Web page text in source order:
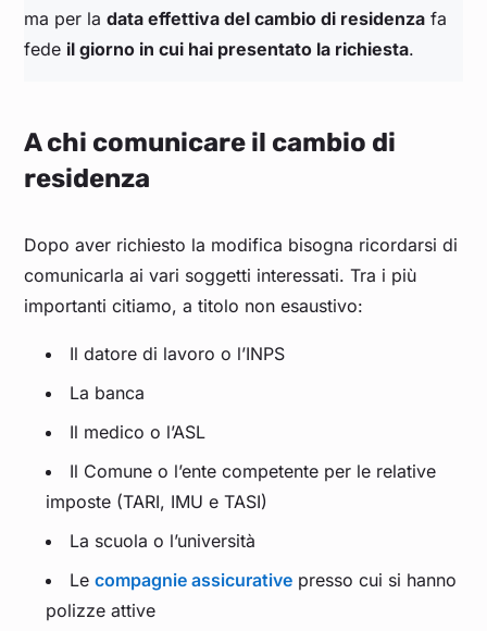
ma per ladata effettiva del cambio di residenza fa
fede il giorno in cui hai presentato la richiesta.
A chi comunicare il cambio di
residenza
Dopo aver richiesto la modifica bisogna ricordarsi di
comunicarla ai vari soggetti interessati. Tra i più
importanti citiamo, a titolo non esaustivo:
Il datore di lavoro o l’INPS
La banca
Il medico o l’ASL
Il Comune o l’ente competente per le relative
imposte (TARI, IMU e TASI)
La scuola o l’università
Lecompagnie assicurative presso cui si hanno
polizze attive